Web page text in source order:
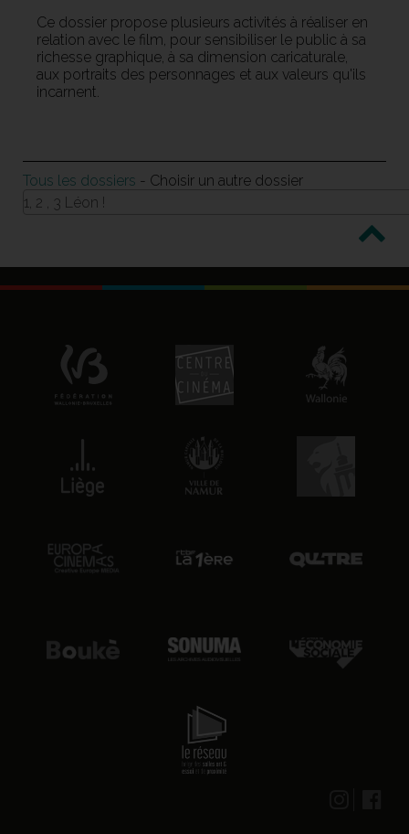
Ce dossier propose plusieurs activités à réaliser en
relation avec le film, pour sensibiliser le public à sa
richesse graphique, à sa dimension caricaturale,
aux portraits des personnages et aux valeurs qu'ils
incarnent.
Tous les dossiers - Choisir un autre dossier
1, 2 , 3 Léon !